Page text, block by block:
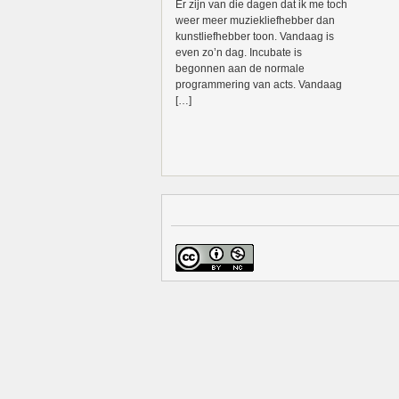
Er zijn van die dagen dat ik me toch
weer meer muziekliefhebber dan
kunstliefhebber toon. Vandaag is
even zo’n dag. Incubate is
begonnen aan de normale
programmering van acts. Vandaag
[…]